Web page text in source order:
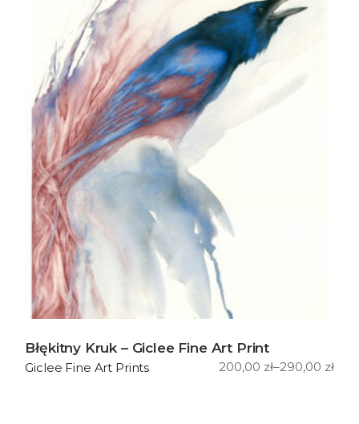
Błękitny Kruk – Giclee Fine Art Print
200,00 zł–290,00 zł
Zakres
Giclee Fine Art Prints